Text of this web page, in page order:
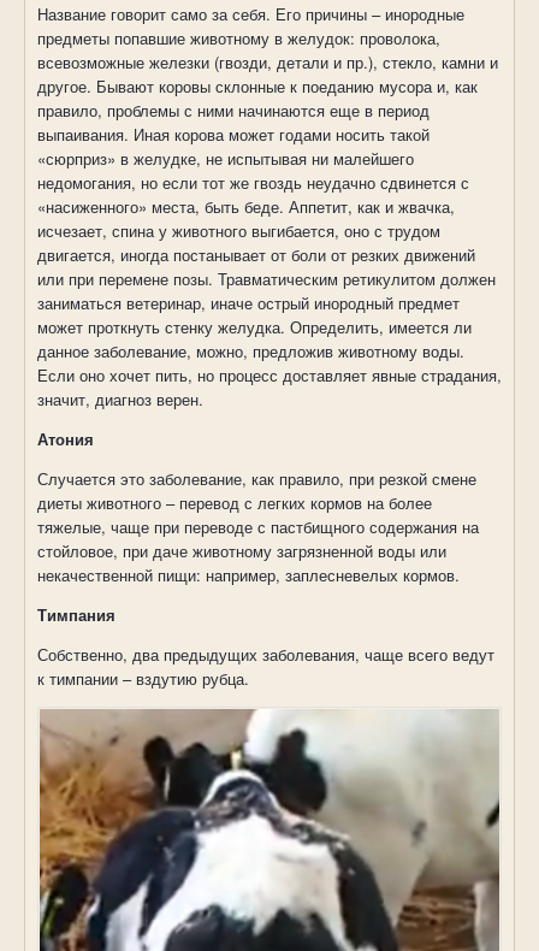
Название говорит само за себя. Его причины – инородные
предметы попавшие животному в желудок: проволока,
всевозможные железки (гвозди, детали и пр.), стекло, камни и
другое. Бывают коровы склонные к поеданию мусора и, как
правило, проблемы с ними начинаются еще в период
выпаивания. Иная корова может годами носить такой
«сюрприз» в желудке, не испытывая ни малейшего
недомогания, но если тот же гвоздь неудачно сдвинется с
«насиженного» места, быть беде. Аппетит, как и жвачка,
исчезает, спина у животного выгибается, оно с трудом
двигается, иногда постанывает от боли от резких движений
или при перемене позы. Травматическим ретикулитом должен
заниматься ветеринар, иначе острый инородный предмет
может проткнуть стенку желудка. Определить, имеется ли
данное заболевание, можно, предложив животному воды.
Если оно хочет пить, но процесс доставляет явные страдания,
значит, диагноз верен.
Атония
Случается это заболевание, как правило, при резкой смене
диеты животного – перевод с легких кормов на более
тяжелые, чаще при переводе с пастбищного содержания на
стойловое, при даче животному загрязненной воды или
некачественной пищи: например, заплесневелых кормов.
Тимпания
Собственно, два предыдущих заболевания, чаще всего ведут
к тимпании – вздутию рубца.